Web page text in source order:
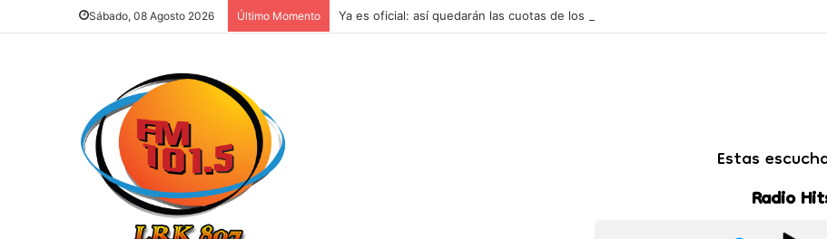
Sábado, 08 Agosto 2026 Último Momento Ya es oficial: así quedarán las cuotas de los colegios privados de Salta tras un aumento